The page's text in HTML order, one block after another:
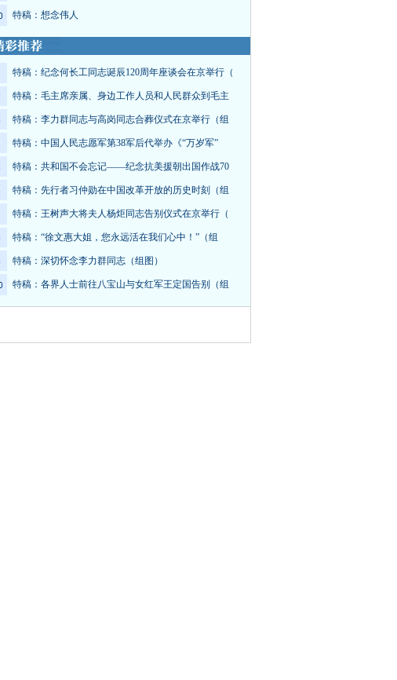
特稿：想念伟人
特稿：纪念何长工同志诞辰120周年座谈会在京举行（
特稿：毛主席亲属、身边工作人员和人民群众到毛主
特稿：李力群同志与高岗同志合葬仪式在京举行（组
特稿：中国人民志愿军第38军后代举办《“万岁军”
特稿：共和国不会忘记——纪念抗美援朝出国作战70
特稿：先行者习仲勋在中国改革开放的历史时刻（组
特稿：王树声大将夫人杨炬同志告别仪式在京举行（
特稿：“徐文惠大姐，您永远活在我们心中！”（组
特稿：深切怀念李力群同志（组图）
特稿：各界人士前往八宝山与女红军王定国告别（组